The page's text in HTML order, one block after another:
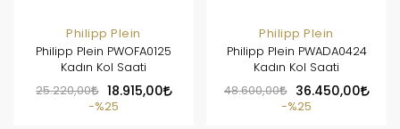
Philipp Plein
Philipp Plein PWOFA0125
Kadın Kol Saati
25.220,00
18.915,00
%25
Philipp Plein
Philipp Plein PWADA0424
Kadın Kol Saati
48.600,00
36.450,00
%25